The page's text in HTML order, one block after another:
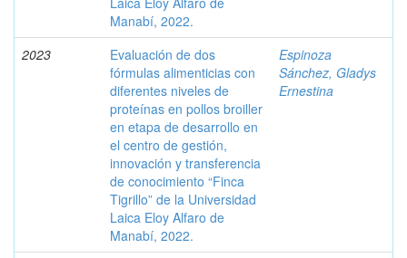
Manabí, 2022.
2023
Evaluación de dos
fórmulas alimenticias con
diferentes niveles de
proteínas en pollos broiller
en etapa de desarrollo en
el centro de gestión,
innovación y transferencia
de conocimiento “Finca
Tigrillo” de la Universidad
Laica Eloy Alfaro de
Manabí, 2022.
Espinoza
Sánchez, Gladys
Ernestina